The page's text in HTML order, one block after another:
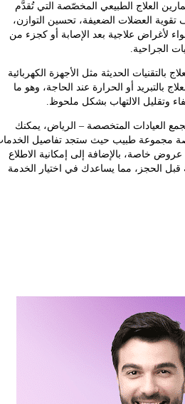
الطبيعي المخصّصة التي تُقدَّم
الضعيفة، تحسين التوازن،
علاجية بعد الإصابة أو كجزء من
الحديثة مثل الأجهزة الكهربائية
أو الحرارة عند الحاجة، وهو ما
الالتهاب بشكل ملحوظ.
المتخصصة – الرياض، يمكنك
طبيب حيث ستجد تفاصيل الخدمات
بالإضافة إلى إمكانية الاطلاع
مما يساعدك في اختيار الخدمة